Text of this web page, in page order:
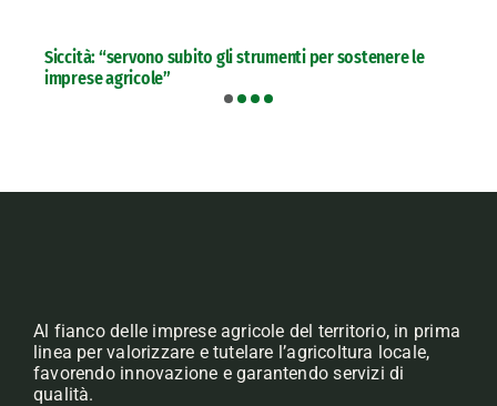
Siccità: “servono subito gli strumenti per sostenere le
imprese agricole”
Al fianco delle imprese agricole del territorio, in prima
linea per valorizzare e tutelare l’agricoltura locale,
favorendo innovazione e garantendo servizi di
qualità.